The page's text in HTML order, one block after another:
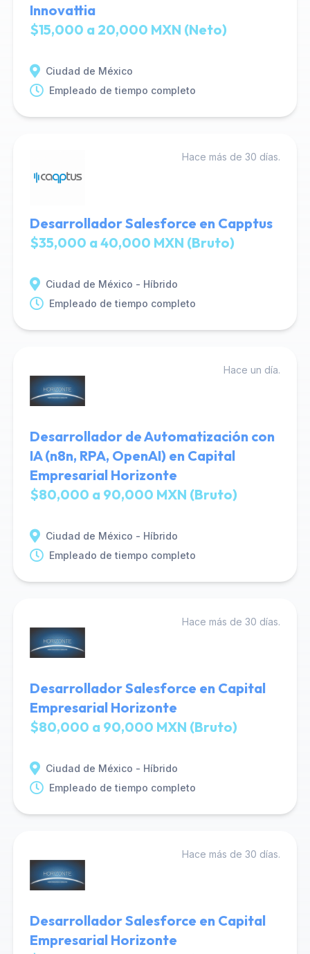
Innovattia
$15,000 a 20,000 MXN (Neto)
Ciudad de México
Empleado de tiempo completo
Hace más de 30 días.
Desarrollador Salesforce en Capptus
$35,000 a 40,000 MXN (Bruto)
Ciudad de México - Híbrido
Empleado de tiempo completo
Hace un día.
Desarrollador de Automatización con
IA (n8n, RPA, OpenAI) en Capital
Empresarial Horizonte
$80,000 a 90,000 MXN (Bruto)
Ciudad de México - Híbrido
Empleado de tiempo completo
Hace más de 30 días.
Desarrollador Salesforce en Capital
Empresarial Horizonte
$80,000 a 90,000 MXN (Bruto)
Ciudad de México - Híbrido
Empleado de tiempo completo
Hace más de 30 días.
Desarrollador Salesforce en Capital
Empresarial Horizonte